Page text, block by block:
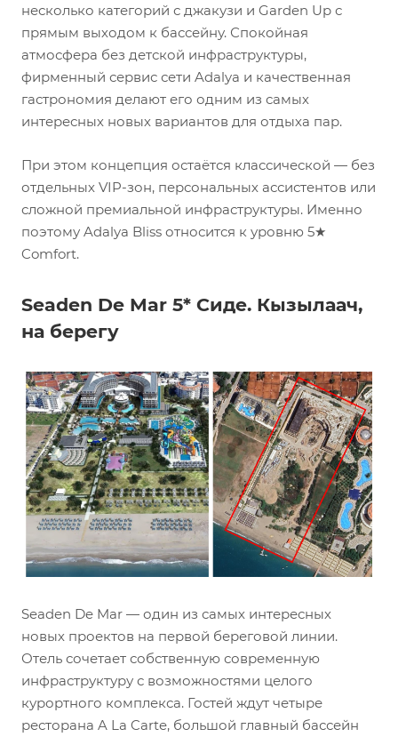
несколько категорий с джакузи и Garden Up с
прямым выходом к бассейну. Спокойная
атмосфера без детской инфраструктуры,
фирменный сервис сети Adalya и качественная
гастрономия делают его одним из самых
интересных новых вариантов для отдыха пар.
При этом концепция остаётся классической — без
отдельных VIP-зон, персональных ассистентов или
сложной премиальной инфраструктуры. Именно
поэтому Adalya Bliss относится к уровню 5★
Comfort.
Seaden De Mar 5* Сиде. Кызылаач,
на берегу
Seaden De Mar — один из самых интересных
новых проектов на первой береговой линии.
Отель сочетает собственную современную
инфраструктуру с возможностями целого
курортного комплекса. Гостей ждут четыре
ресторана A La Carte, большой главный бассейн